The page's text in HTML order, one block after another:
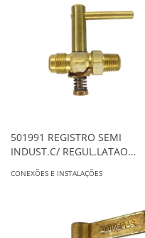
501991 REGISTRO SEMI
INDUST.C/ REGUL.LATAO
3/8SAE (1/8INT) X 1/4EXT ALG
CONEXÕES E INSTALAÇÕES